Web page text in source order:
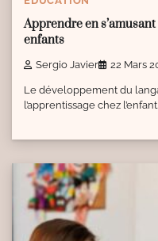
Apprendre en
enfants
Sergio Javier 22 Mars
Le développement du
l’apprentissage chez